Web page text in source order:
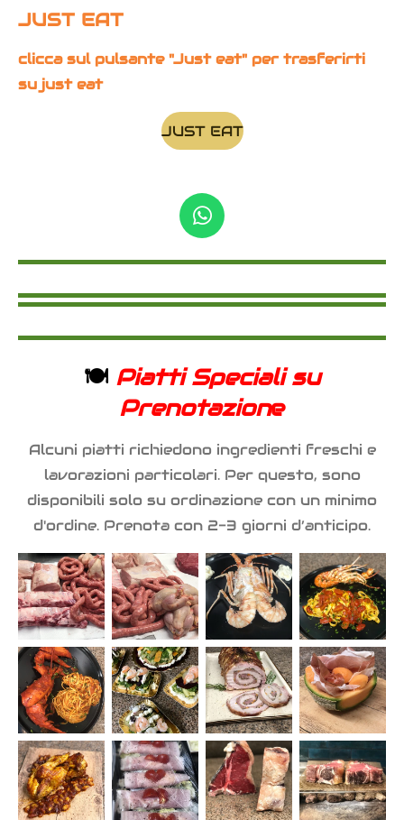
JUST EAT
clicca sul pulsante "Just eat" per trasferirti
su just eat
JUST EAT
W
a
t
s
A
p
🍽️ Piatti Speciali su
Prenotazione
Alcuni piatti richiedono ingredienti freschi e
lavorazioni particolari. Per questo, sono
disponibili solo su ordinazione con un minimo
d'ordine. Prenota con 2-3 giorni d’anticipo.